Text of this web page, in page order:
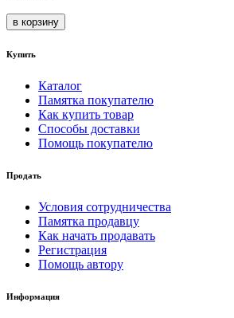
в корзину
Купить
Каталог
Памятка покупателю
Как купить товар
Способы доставки
Помощь покупателю
Продать
Условия сотрудничества
Памятка продавцу
Как начать продавать
Регистрация
Помощь автору
Информация